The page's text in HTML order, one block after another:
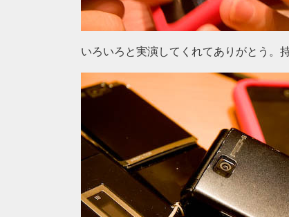
いろいろと実演してくれてありがとう。